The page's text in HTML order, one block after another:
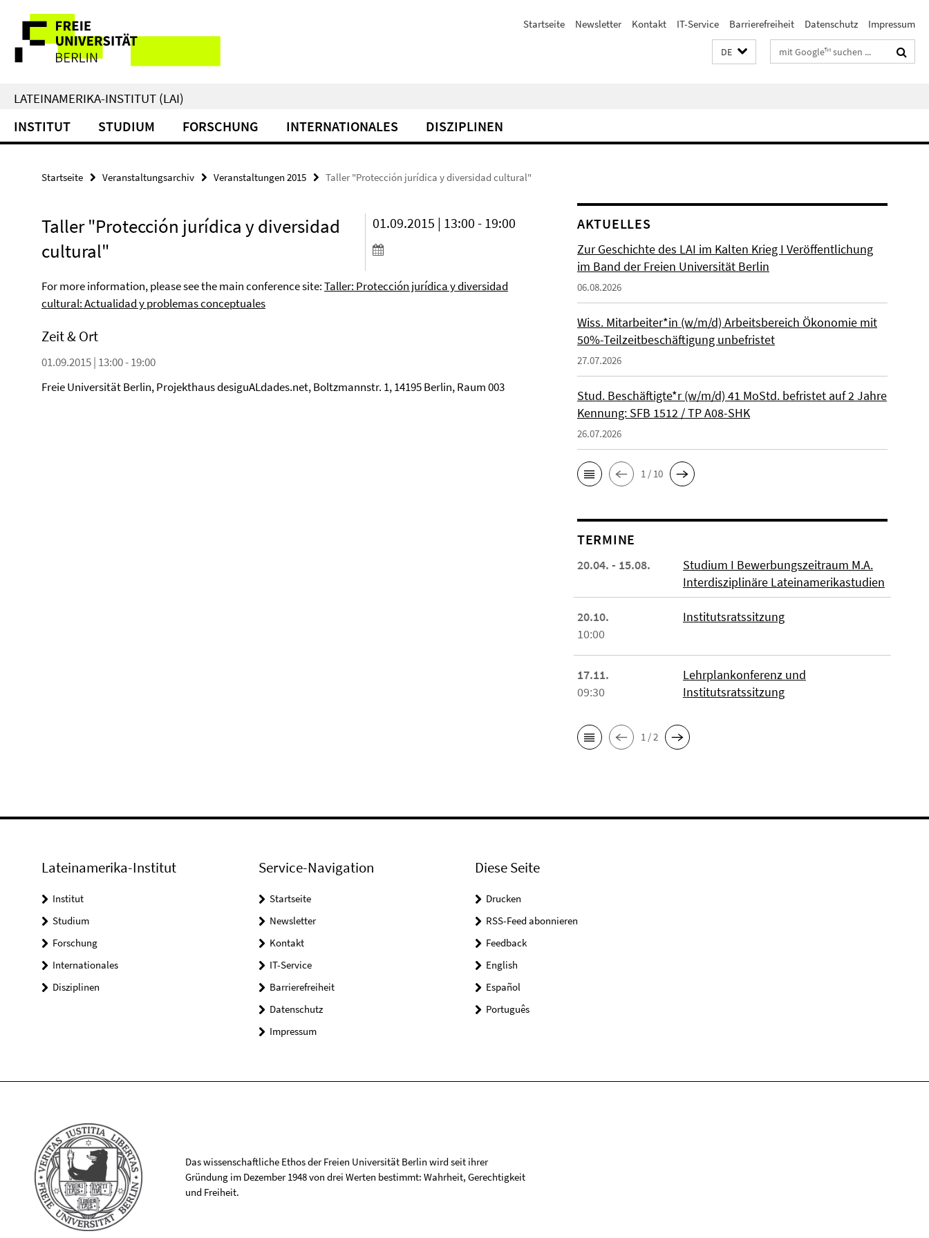
direkt
Inhalt
Service-
Navigation
Startseite Newsletter Kontakt IT-Service Barrierefreiheit Datenschutz Impressum
DE Suchbegriffe
LATEINAMERIKA-INSTITUT (LAI)
INSTITUT STUDIUM FORSCHUNG INTERNATIONALES DISZIPLINEN
Startseite Veranstaltungsarchiv Veranstaltungen 2015 Taller "Protección jurídica y diversidad cultural"
Taller "Protección jurídica y diversidad
cultural"
01.09.2015 | 13:00 - 19:00
For more information, please see the main conference site:Taller: Protección jurídica y diversidad
cultural: Actualidad y problemas conceptuales
Zeit & Ort
01.09.2015 | 13:00 - 19:00
Freie Universität Berlin, Projekthaus desiguALdades.net, Boltzmannstr. 1, 14195 Berlin, Raum 003
AKTUELLES
Zur Geschichte des LAI im Kalten Krieg I Veröffentlichung
im Band der Freien Universität Berlin
06.08.2026
Wiss. Mitarbeiter*in (w/m/d) Arbeitsbereich Ökonomie mit
50%-Teilzeitbeschäftigung unbefristet
27.07.2026
Stud. Beschäftigte*r (w/m/d) 41 MoStd. befristet auf 2 Jahre
Kennung: SFB 1512 / TP A08-SHK
26.07.2026
1 / 10
TERMINE
20.04. - 15.08.
Studium I Bewerbungszeitraum M.A.
Interdisziplinäre Lateinamerikastudien
20.10.
10:00
Institutsratssitzung
17.11.
09:30
Lehrplankonferenz und
Institutsratssitzung
1 / 2
Lateinamerika-Institut
Institut
Studium
Forschung
Internationales
Disziplinen
Service-Navigation
Startseite
Newsletter
Kontakt
IT-Service
Barrierefreiheit
Datenschutz
Impressum
Diese Seite
Drucken
RSS-Feed abonnieren
Feedback
English
Español
Português
Das wissenschaftliche Ethos der Freien Universität Berlin wird seit ihrer
Gründung im Dezember 1948 von drei Werten bestimmt: Wahrheit, Gerechtigkeit
und Freiheit.